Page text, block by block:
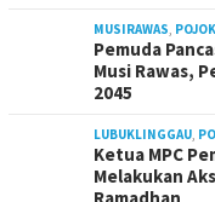
MUSIRAWAS,
Pemuda
Musi Rawas,
2045
LUBUKLINGGAU,
Ketua MPC
Melakukan